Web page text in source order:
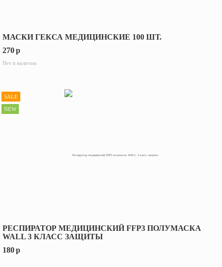
МАСКИ ГЕКСА МЕДИЦИНСКИЕ 100 ШТ.
270p
Нет в наличии
РЕСПИРАТОР МЕДИЦИНСКИЙ FFP3 ПОЛУМАСКА
WALL 3 КЛАСС ЗАЩИТЫ
180p
SALE
NEW